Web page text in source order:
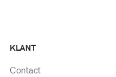
KLANT
Contact